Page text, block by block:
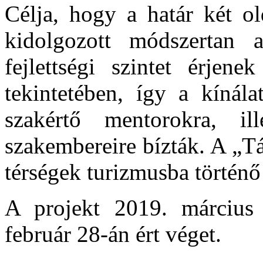
Célja, hogy a határ két
kidolgozott módszertan
fejlettségi szintet
tekintetében, így a
szakértő mentorokra,
szakembereire bízták. A
térségek turizmusba
A projekt 2019.
február 28-án ért véget.